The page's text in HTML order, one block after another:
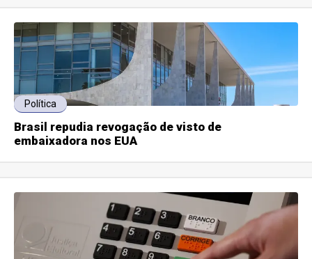
Política
Brasil repudia revogação de visto de
embaixadora nos EUA